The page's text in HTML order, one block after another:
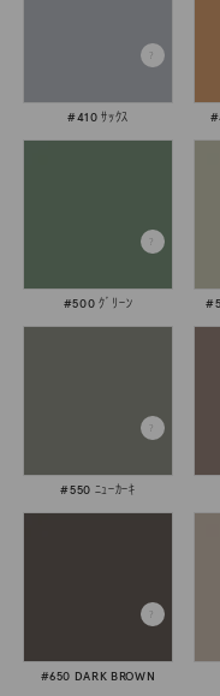
#410 ｻｯｸｽ
#500 ｸﾞﾘｰﾝ
#550 ﾆｭｰｶｰｷ
#650 DARK BROWN